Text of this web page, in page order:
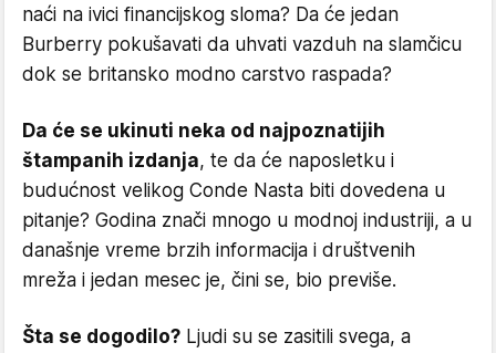
naći na ivici financijskog sloma? Da će jedan
Burberry pokušavati da uhvati vazduh na slamčicu
dok se britansko modno carstvo raspada?
Da će se ukinuti neka od najpoznatijih
štampanih izdanja, te da će naposletku i
budućnost velikog Conde Nasta biti dovedena u
pitanje? Godina znači mnogo u modnoj industriji, a u
današnje vreme brzih informacija i društvenih
mreža i jedan mesec je, čini se, bio previše.
Šta se dogodilo? Ljudi su se zasitili svega, a